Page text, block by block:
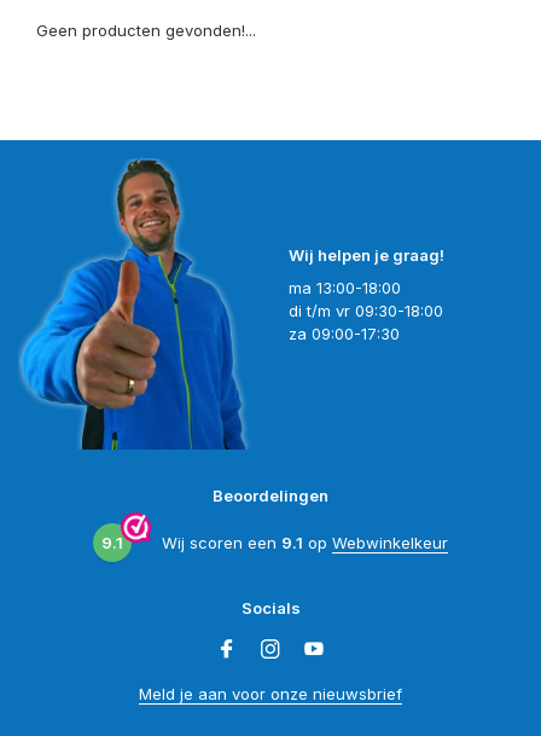
Geen producten gevonden!...
Wij helpen je graag!
ma 13:00-18:00
di t/m vr 09:30-18:00
za 09:00-17:30
Beoordelingen
9.1 Wij scoren een 9.1 op Webwinkelkeur
Socials
Meld je aan voor onze nieuwsbrief